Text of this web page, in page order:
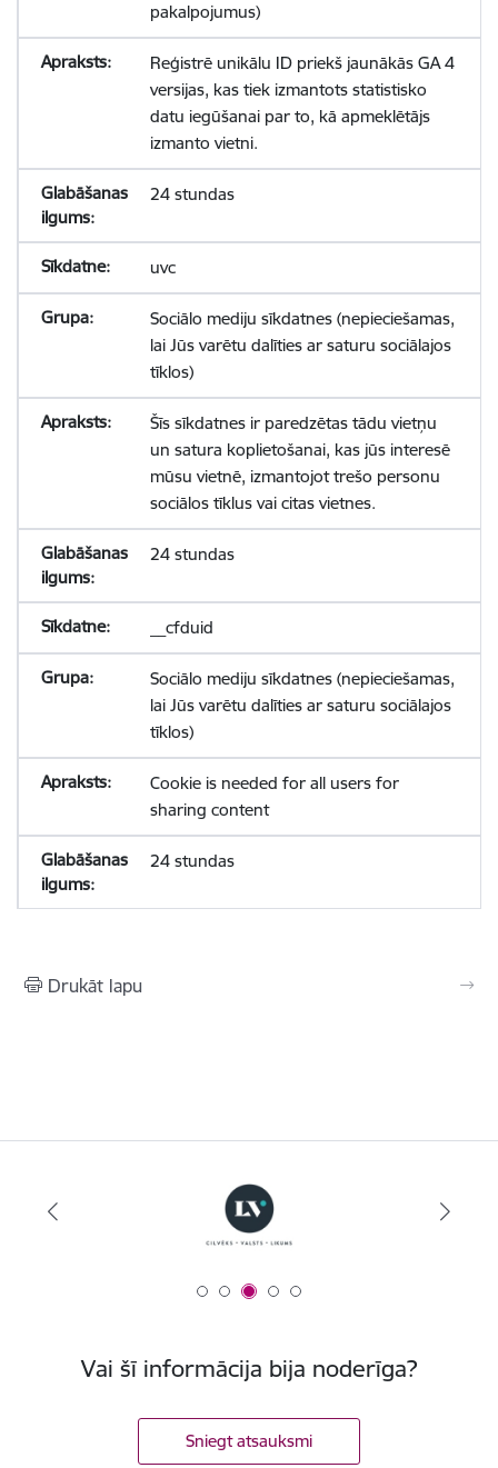
pakalpojumus)
Reģistrē unikālu ID priekš jaunākās GA 4
versijas, kas tiek izmantots statistisko
datu iegūšanai par to, kā apmeklētājs
izmanto vietni.
24 stundas
uvc
Sociālo mediju sīkdatnes (nepieciešamas,
lai Jūs varētu dalīties ar saturu sociālajos
tīklos)
Šīs sīkdatnes ir paredzētas tādu vietņu
un satura koplietošanai, kas jūs interesē
mūsu vietnē, izmantojot trešo personu
sociālos tīklus vai citas vietnes.
24 stundas
__cfduid
Sociālo mediju sīkdatnes (nepieciešamas,
lai Jūs varētu dalīties ar saturu sociālajos
tīklos)
Cookie is needed for all users for
sharing content
24 stundas
Drukāt lapu
Vai šī informācija bija noderīga?
Sniegt atsauksmi